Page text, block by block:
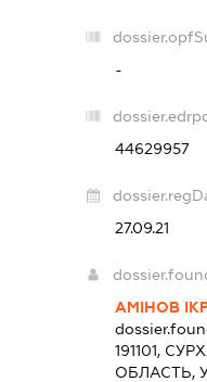
-
44629957
27.09.21
АМІНОВ
191101,
ОБЛАСТЬ,